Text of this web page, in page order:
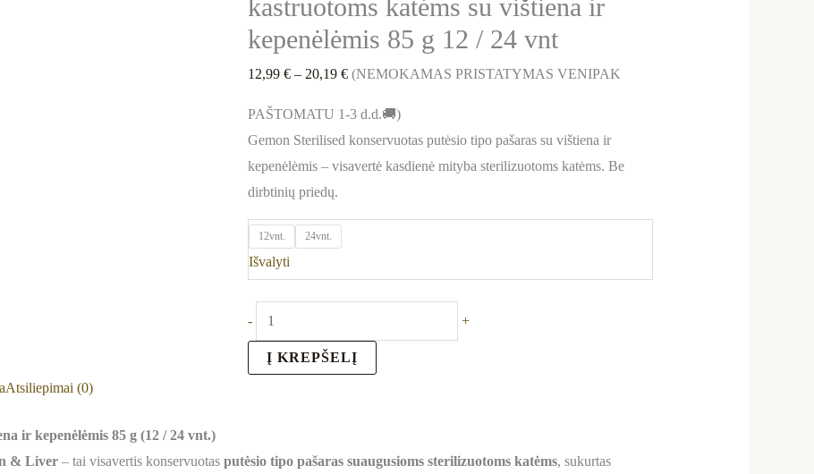
kastruotoms katėms su vištiena ir
kepenėlėmis 85 g 12 / 24 vnt
12,99€ – 20,19€ (NEMOKAMAS PRISTATYMAS VENIPAK
PAŠTOMATU 1-3 d.d.🚚)
Gemon Sterilised konservuotas putėsio tipo pašaras su vištiena ir
kepenėlėmis – visavertė kasdienė mityba sterilizuotoms katėms. Be
dirbtinių priedų.
12vnt. 24vnt.
Išvalyti
-
vnt
+
Į KREPŠELĮ
Atsiliepimai (0)
ir kepenėlėmis 85 g (12 / 24 vnt.)
& Liver– tai visavertis konservuotas putėsio tipo pašaras suaugusioms sterilizuotoms katėms, sukurtas